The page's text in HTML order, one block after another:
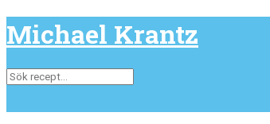
Michael Krantz